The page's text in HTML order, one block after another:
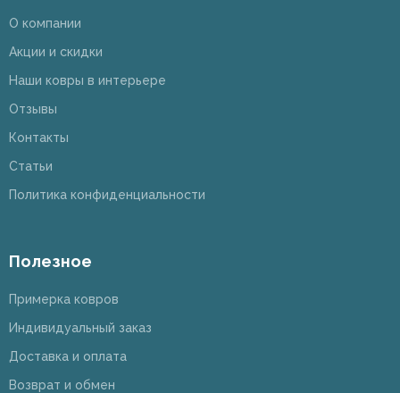
О компании
Акции и скидки
Наши ковры в интерьере
Отзывы
Контакты
Статьи
Политика конфиденциальности
Полезное
Примерка ковров
Индивидуальный заказ
Доставка и оплата
Возврат и обмен